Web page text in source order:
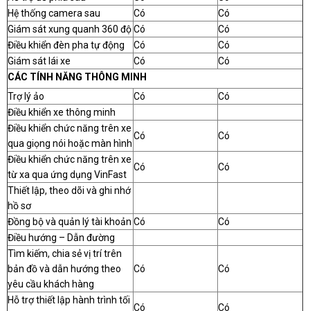
Hệ thống camera sau
Có
Có
Giám sát xung quanh 360 độCó
Có
Điều khiển đèn pha tự động
Có
Có
Giám sát lái xe
Có
Có
CÁC TÍNH NĂNG THÔNG MINH
Trợ lý ảo
Có
Có
Điều khiển xe thông minh
Điều khiển chức năng trên xe
qua giọng nói hoặc màn hình
Có Có
Điều khiển chức năng trên xe
từ xa qua ứng dụng VinFast
Có Có
Thiết lập, theo dõi và ghi nhớ
hồ sơ
Đồng bộ và quản lý tài khoản Có
Có
Điều hướng – Dẫn đường
Tìm kiếm, chia sẻ vị trí trên
bản đồ và dẫn hướng theo
yêu cầu khách hàng
Có Có
Hỗ trợ thiết lập hành trình tối
Có Có